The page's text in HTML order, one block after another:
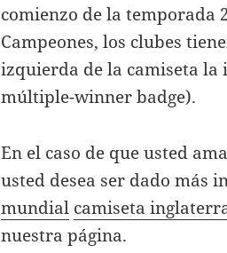
comienzo de la temporada
Campeones, los clubes
izquierda de la camiseta la
múltiple-winner badge).
En el caso de que usted
usted desea ser dado más
mundial camiseta
nuestra página.